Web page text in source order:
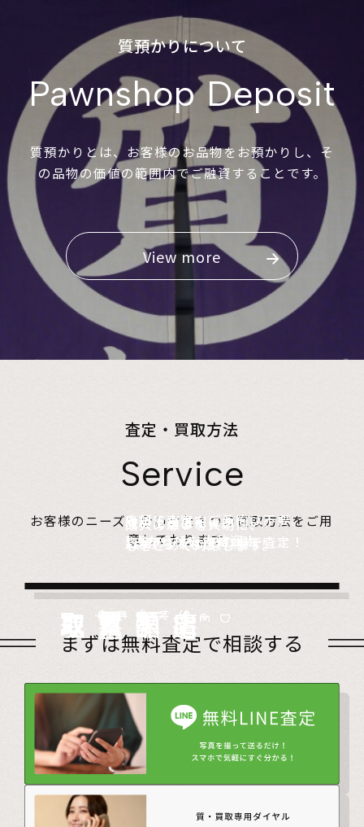
質預かりについて
Pawnshop Deposit
質預かりとは、お客様のお品物をお預かりし、そ
の品物の価値の範囲内でご融資することです。
View more
査定・買取方法
Service
お客様のニーズに合わせた４つの買取方法をご用
意しております。
Store
店頭買取
店頭で査定、ご予約は不要。
1点からでも大歓迎！
Visit
出張買取
無料でご自宅にお伺い、
査定のプロがその場で査定！
Del
i
very
宅配買取
詰めて送るだけ。
1点からでも送料無料！
Estate
遺品整理
故人の想いを大切に、
心をこめて対応します。
まずは無料査定で相談する